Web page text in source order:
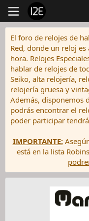
El foro de relojes de
Red, donde un reloj
hora. Relojes
hablar de relojes de
Seiko, alta relojería,
relojería gruesa y
Además, disponemos
podrás encontrar el
poder participar
IMPORTANTE:
está en la lista